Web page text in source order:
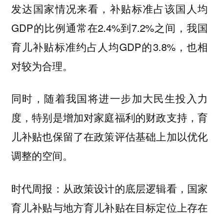
发达国家情况来看，补贴标准占该国人均
GDP的比例通常在2.4%到7.2%之间，我国
育儿补贴标准约占人均GDP的3.8%，也相
对较为合理。
同时，随着我国将进一步加大民生投入力
度，特别是增加对家庭福利的财政支持，育
儿补贴也保留了在政策评估基础上加以优化
调整的空间。
时代周报：从政策设计的底层逻辑看，国家
育儿补贴与地方育儿补贴在目标定位上存在